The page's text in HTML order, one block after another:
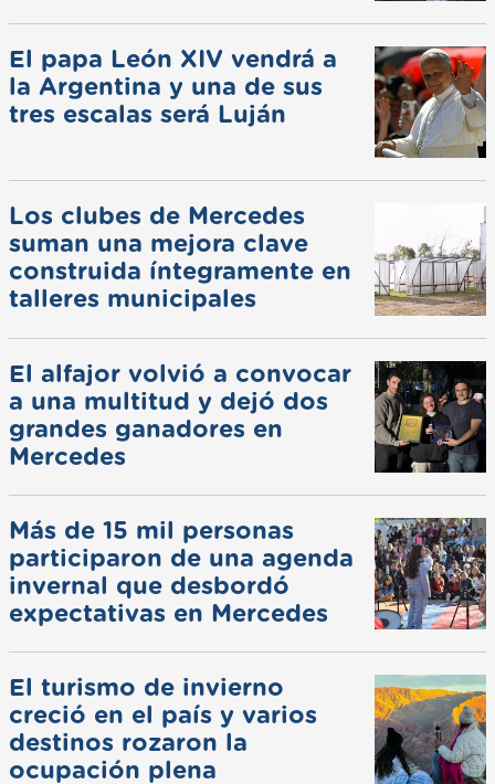
El papa León XIV vendrá a
la Argentina y una de sus
tres escalas será Luján
Los clubes de Mercedes
suman una mejora clave
construida íntegramente en
talleres municipales
El alfajor volvió a convocar
a una multitud y dejó dos
grandes ganadores en
Mercedes
Más de 15 mil personas
participaron de una agenda
invernal que desbordó
expectativas en Mercedes
El turismo de invierno
creció en el país y varios
destinos rozaron la
ocupación plena